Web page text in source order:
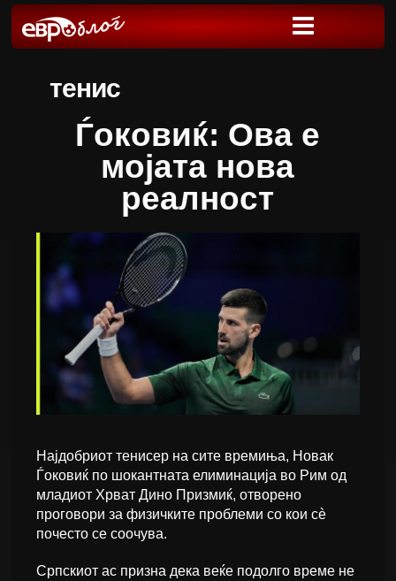
тенис
Ѓоковиќ: Ова е
мојата нова
реалност
Најдобриот тенисер на сите времиња, Новак
Ѓоковиќ по шокантната елиминација во Рим од
младиот Хрват Дино Призмиќ, отворено
проговори за физичките проблеми со кои сè
почесто се соочува.
Српскиот ас призна дека веќе подолго време не